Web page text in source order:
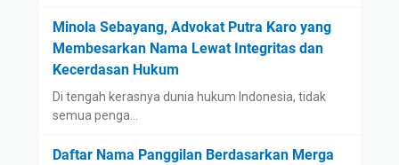
Minola Sebayang, Advokat Putra Karo yang
Membesarkan Nama Lewat Integritas dan
Kecerdasan Hukum
Di tengah kerasnya dunia hukum Indonesia, tidak
semua penga…
Daftar Nama Panggilan Berdasarkan Merga